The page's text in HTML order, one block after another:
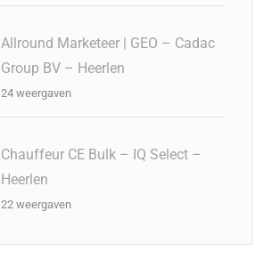
Allround Marketeer | GEO – Cadac
Group BV – Heerlen
24 weergaven
Chauffeur CE Bulk – IQ Select –
Heerlen
22 weergaven